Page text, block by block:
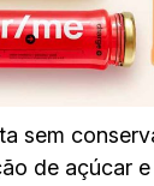
sem
de açúcar